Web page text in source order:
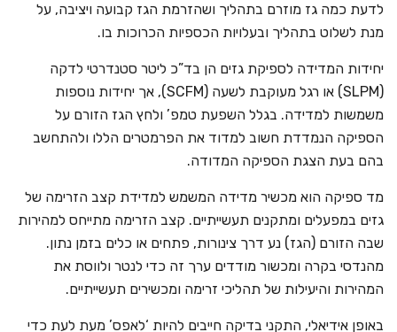
לדעת כמה גז מוזרם בתהליך ושהזרמת הגז קבועה ויציבה, על
מנת לשלוט בתהליך ובעלויות הכספיות הכרוכות בו.
יחידות המדידה לספיקת גזים הן בד”כ ליטר סטנדרטי לדקה
(SLPM) או רגל מעוקבת לשעה (SCFM), אך יחידות נוספות
משמשות למדידה. בגלל השפעת טמפ’ ולחץ הגז הזורם על
הספיקה הנמדדת חשוב למדוד את הפרמטרים הללו ולהתחשב
בהם בעת הצגת הספיקה המדודה.
מד ספיקה הוא מכשיר מדידה המשמש למדידת קצב הזרימה של
גזים במפעלים ומתקנים תעשייתיים. קצב הזרימה מתייחס למהירות
שבה הזורם (הגז) נע דרך צינורות, פתחים או כלים בזמן נתון.
מהנדסי בקרה ומכשור מודדים ערך זה כדי לנטר ולווסת את
המהירות והיעילות של תהליכי זרימה ומכשירים תעשייתיים.
באופן אידיאלי, התקני בדיקה חייבים להיות ‘לאפס’ מעת לעת כדי